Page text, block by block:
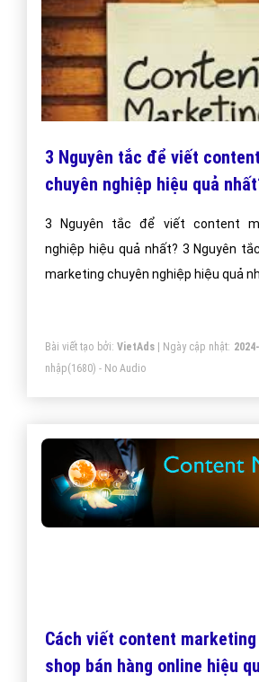
3 Nguyên tắc để viết
chuyên nghiệp hiệu quả
3 Nguyên tắc để viết content
nghiệp hiệu quả nhất? 3 Nguyên
marketing chuyên nghiệp hiệu quả
Bài viết tạo bởi: VietAds| Ngày cập nhật:
nhập(1680) - No Audio
Cách viết content
shop bán hàng online hiệu